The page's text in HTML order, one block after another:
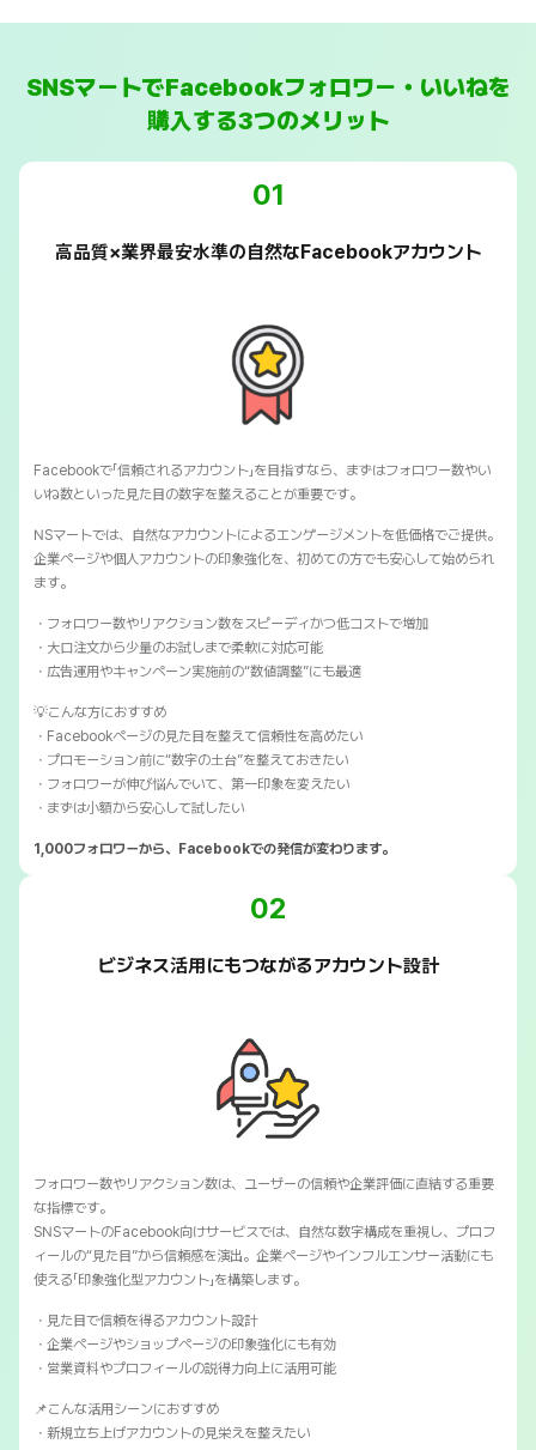
SNSマートでFacebookフォロワー・いいねを
購入する3つのメリット
01
高品質×業界最安水準の自然なFacebookアカウント
Facebookで「信頼されるアカウント」を目指すなら、まずはフォロワー数やい
いね数といった見た目の数字を整えることが重要です。
NSマートでは、自然なアカウントによるエンゲージメントを低価格でご提供。
企業ページや個人アカウントの印象強化を、初めての方でも安心して始められ
ます。
・フォロワー数やリアクション数をスピーディかつ低コストで増加
・大口注文から少量のお試しまで柔軟に対応可能
・広告運用やキャンペーン実施前の“数値調整”にも最適
💡こんな方におすすめ
・Facebookページの見た目を整えて信頼性を高めたい
・プロモーション前に“数字の土台”を整えておきたい
・フォロワーが伸び悩んでいて、第一印象を変えたい
・まずは小額から安心して試したい
1,000フォロワーから、Facebookでの発信が変わります。
02
ビジネス活用にもつながるアカウント設計
フォロワー数やリアクション数は、ユーザーの信頼や企業評価に直結する重要
な指標です。
SNSマートのFacebook向けサービスでは、自然な数字構成を重視し、プロフ
ィールの“見た目”から信頼感を演出。企業ページやインフルエンサー活動にも
使える「印象強化型アカウント」を構築します。
・見た目で信頼を得るアカウント設計
・企業ページやショップページの印象強化にも有効
・営業資料やプロフィールの説得力向上に活用可能
📌こんな活用シーンにおすすめ
・新規立ち上げアカウントの見栄えを整えたい